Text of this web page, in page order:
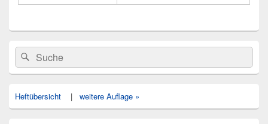
Primärer
Seitenleisten
Widget-
Bereich
Search
for:
Suche
Heftübersicht | weitere Auflage »